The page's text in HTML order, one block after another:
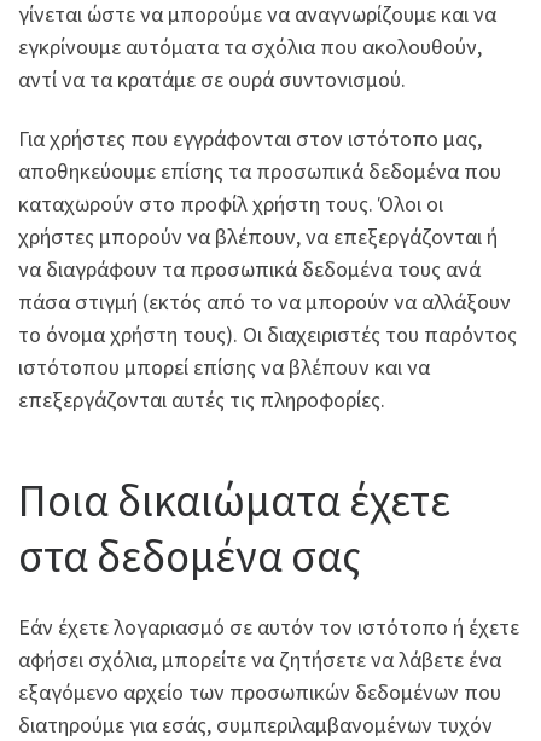
γίνεται ώστε να μπορούμε να αναγνωρίζουμε και να
εγκρίνουμε αυτόματα τα σχόλια που ακολουθούν,
αντί να τα κρατάμε σε ουρά συντονισμού.
Για χρήστες που εγγράφονται στον ιστότοπο μας,
αποθηκεύουμε επίσης τα προσωπικά δεδομένα που
καταχωρούν στο προφίλ χρήστη τους. Όλοι οι
χρήστες μπορούν να βλέπουν, να επεξεργάζονται ή
να διαγράφουν τα προσωπικά δεδομένα τους ανά
πάσα στιγμή (εκτός από το να μπορούν να αλλάξουν
το όνομα χρήστη τους). Οι διαχειριστές του παρόντος
ιστότοπου μπορεί επίσης να βλέπουν και να
επεξεργάζονται αυτές τις πληροφορίες.
Ποια δικαιώματα έχετε
στα δεδομένα σας
Εάν έχετε λογαριασμό σε αυτόν τον ιστότοπο ή έχετε
αφήσει σχόλια, μπορείτε να ζητήσετε να λάβετε ένα
εξαγόμενο αρχείο των προσωπικών δεδομένων που
διατηρούμε για εσάς, συμπεριλαμβανομένων τυχόν